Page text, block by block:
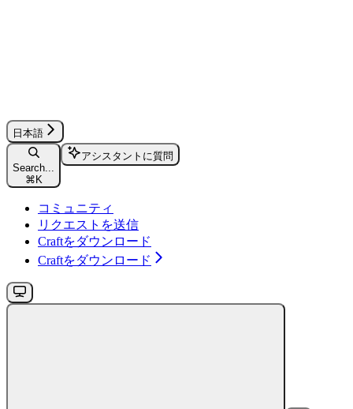
日本語
Search...
⌘ K
アシスタントに質問
コミュニティ
リクエストを送信
Craftをダウンロード
Craftをダウンロード